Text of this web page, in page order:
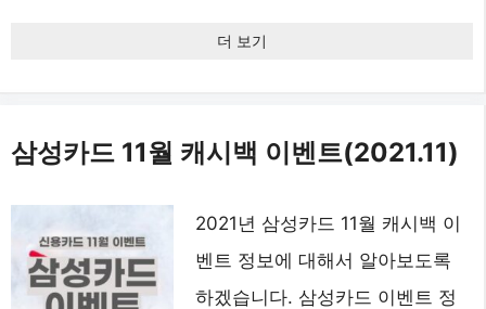
더 보기
삼성카드 11월 캐시백 이벤트(2021.11)
2021년 삼성카드 11월 캐시백 이
벤트 정보에 대해서 알아보도록
하겠습니다. 삼성카드 이벤트 정